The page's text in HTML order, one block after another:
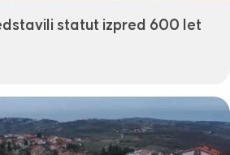
statut izpred 600 let